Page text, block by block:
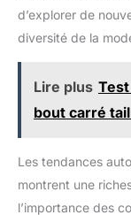
d’explorer de
diversité de la
Lire plus
bout carré
Les tendances
montrent une
l’importance des